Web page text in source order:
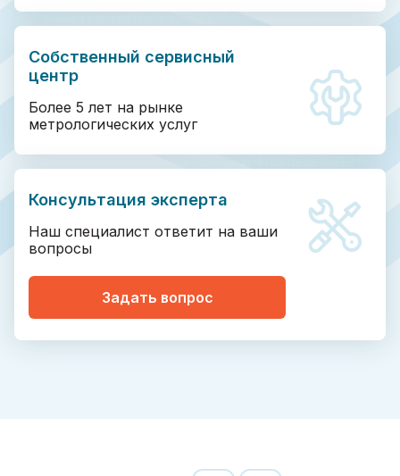
Собственный сервисный
центр
Более 5 лет на рынке
метрологических услуг
Консультация эксперта
Наш специалист ответит на ваши
вопросы
Задать вопрос